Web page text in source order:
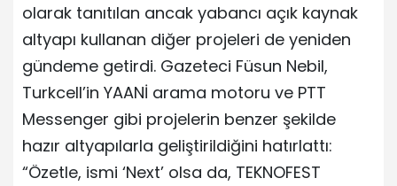
olarak tanıtılan ancak yabancı açık kaynak
altyapı kullanan diğer projeleri de yeniden
gündeme getirdi. Gazeteci Füsun Nebil,
Turkcell’in YAANİ arama motoru ve PTT
Messenger gibi projelerin benzer şekilde
hazır altyapılarla geliştirildiğini hatırlattı:
“Özetle, ismi ‘Next’ olsa da, TEKNOFEST